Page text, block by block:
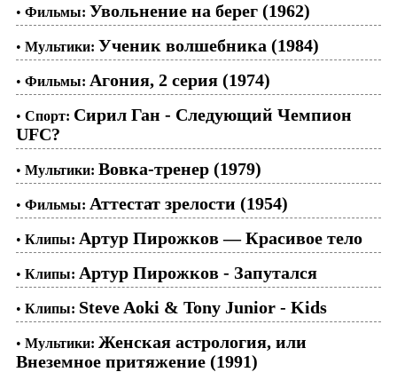
• Фильмы: Увольнение на берег (1962)
• Мультики: Ученик волшебника (1984)
• Фильмы: Агония, 2 серия (1974)
• Спорт: Сирил Ган - Следующий Чемпион
UFC?
• Мультики: Вовка-тренер (1979)
• Фильмы: Аттестат зрелости (1954)
• Клипы: Артур Пирожков — Красивое тело
• Клипы: Артур Пирожков - Запутался
• Клипы: Steve Aoki & Tony Junior - Kids
• Мультики: Женская астрология, или
Внеземное притяжение (1991)